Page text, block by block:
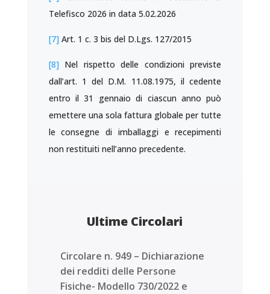
Telefisco 2026 in data 5.02.2026
[7] Art. 1 c. 3 bis del D.Lgs. 127/2015
[8] Nel rispetto delle condizioni previste
dall’art. 1 del D.M. 11.08.1975, il cedente
entro il 31 gennaio di ciascun anno può
emettere una sola fattura globale per tutte
le consegne di imballaggi e recepimenti
non restituiti nell’anno precedente.
Ultime Circolari
Circolare n. 949 – Dichiarazione
dei redditi delle Persone
Fisiche- Modello 730/2022 e